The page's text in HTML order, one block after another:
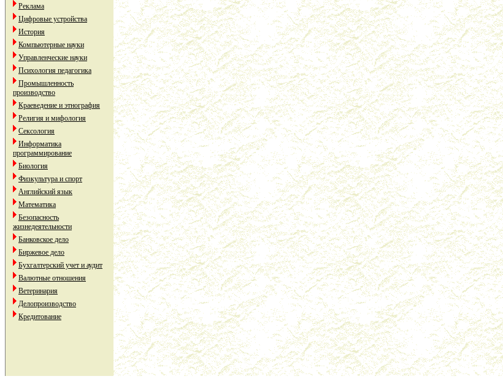
Реклама
Цифровые устройства
История
Компьютерные науки
Управленческие науки
Психология педагогика
Промышленность
производство
Краеведение и этнография
Религия и мифология
Сексология
Информатика
программирование
Биология
Физкультура и спорт
Английский язык
Математика
Безопасность
жизнедеятельности
Банковское дело
Биржевое дело
Бухгалтерский учет и аудит
Валютные отношения
Ветеринария
Делопроизводство
Кредитование